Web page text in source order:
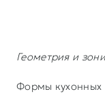
Геометрия и
Формы кухонных